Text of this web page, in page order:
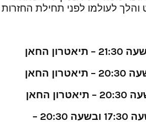
והלך לעולמו לפני תחילת החזרות
יום ג’ 30.6.26 בשעה 17:30 ובשעה 20:30 –